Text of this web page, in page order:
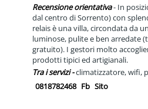
Recensione orientativa- In
dal centro di Sorrento) con
relais è una villa, circondata da
luminose, pulite e ben arredate
gratuito). I gestori molto
prodotti tipici ed artigianali.
Tra i servizi -climatizzatore, wifi,
0818782468 Fb Sito